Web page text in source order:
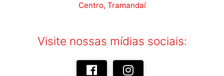
Centro, Tramandaí
Visite nossas mídias sociais: